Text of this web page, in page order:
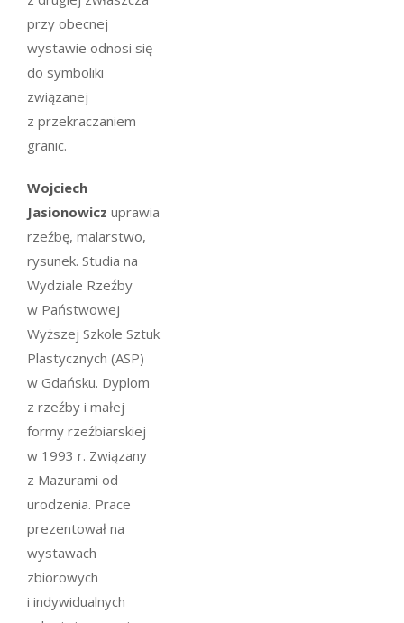
przy obecnej
wystawie odnosi się
do symboliki
związanej
z przekraczaniem
granic.
Wojciech
Jasionowicz uprawia
rzeźbę, malarstwo,
rysunek. Studia na
Wydziale Rzeźby
w Państwowej
Wyższej Szkole Sztuk
Plastycznych (ASP)
w Gdańsku. Dyplom
z rzeźby i małej
formy rzeźbiarskiej
w 1993 r. Związany
z Mazurami od
urodzenia. Prace
prezentował na
wystawach
zbiorowych
i indywidualnych